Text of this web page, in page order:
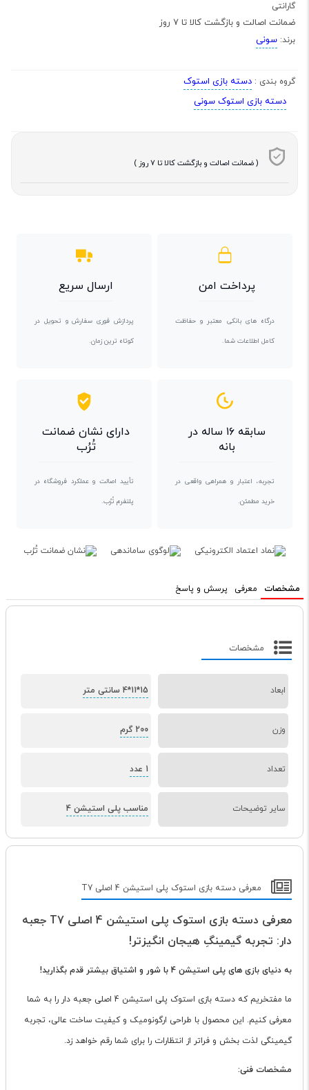
گارانتی
ضمانت اصالت و بازگشت کالا تا 7 روز
برند: سونی
گروه بندی : دسته بازی استوک
دسته بازی استوک سونی
( ضمانت اصالت و بازگشت کالا تا 7 روز )
پرداخت امن
درگاه های بانکی معتبر و حفاظت
کامل اطلاعات شما.
ارسال سریع
پردازش فوری سفارش و تحویل در
کوتاه ترین زمان.
سابقه ۱۶ ساله در
بانه
تجربه، اعتبار و همراهی واقعی در
خرید مطمئن.
دارای نشان ضمانت
تُرُب
تأیید اصالت و عملکرد فروشگاه در
پلتفرم تُرُب.
مشخصات معرفی پرسش و پاسخ
مشخصات
ابعاد 15*11*4 سانتی متر
وزن 200 گرم
تعداد 1 عدد
سایر توضیحات مناسب پلی استیشن 4
معرفی دسته بازی استوک پلی استیشن 4 اصلی T7
معرفی دسته بازی استوک پلی استیشن 4 اصلی T7 جعبه
دار: تجربه گیمینگِ هیجان انگیزتر!
به دنیای بازی های پلی استیشن 4 با شور و اشتیاق بیشتر قدم بگذارید!
ما مفتخریم که دسته بازی استوک پلی استیشن 4 اصلی جعبه دار را به شما
معرفی کنیم. این محصول با طراحی ارگونومیک و کیفیت ساخت عالی، تجربه
گیمینگی لذت بخش و فراتر از انتظارات را برای شما رقم خواهد زد.
مشخصات فنی: